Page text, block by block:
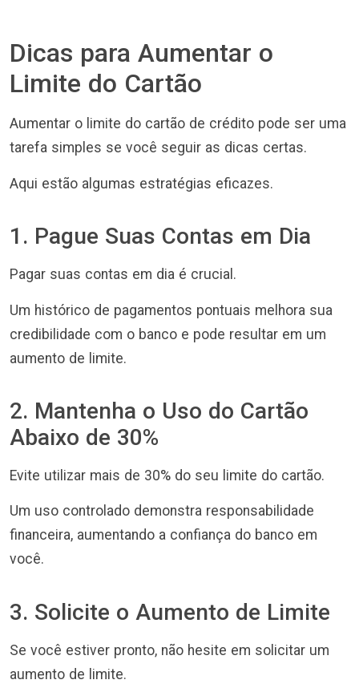
Dicas para Aumentar o
Limite do Cartão
Aumentar o limite do cartão de crédito pode ser uma
tarefa simples se você seguir as dicas certas.
Aqui estão algumas estratégias eficazes.
1. Pague Suas Contas em Dia
Pagar suas contas em dia é crucial.
Um histórico de pagamentos pontuais melhora sua
credibilidade com o banco e pode resultar em um
aumento de limite.
2. Mantenha o Uso do Cartão
Abaixo de 30%
Evite utilizar mais de 30% do seu limite do cartão.
Um uso controlado demonstra responsabilidade
financeira, aumentando a confiança do banco em
você.
3. Solicite o Aumento de Limite
Se você estiver pronto, não hesite em solicitar um
aumento de limite.